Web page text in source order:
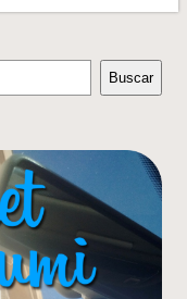
Buscar